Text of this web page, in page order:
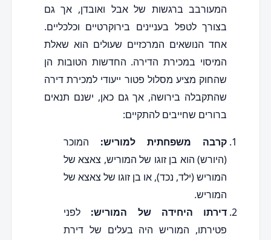
המעורבב ברגשות של אבל ואובדן, אך גם
בצורך לטפל בעניינים בירוקרטיים וכלכליים.
אחד הנושאים המרכזיים שעולים הוא שאלת
המיסוי במכירת הדירה. החדשות הטובות הן
שהחוק מציע מסלול פטור ייעודי למכירת דירה
שהתקבלה בירושה, אך גם כאן, ישנם תנאים
ברורים שחייבים להתקיים:
קרבה משפחתית למוריש: המוכר
(היורש) הוא בן זוגו של המוריש, צאצא של
המוריש (ילד, נכד), או בן זוגו של צאצא של
המוריש.
דירתו היחידה של המוריש: לפני
פטירתו, המוריש היה בעלים של דירת